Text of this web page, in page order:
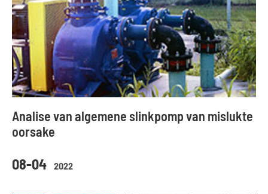
08-04 2022
Analise van algemene slinkpomp van mislukte
oorsake